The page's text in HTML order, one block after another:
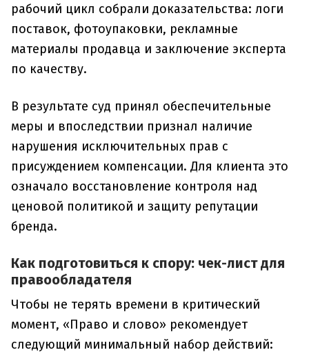
рабочий цикл собрали доказательства: логи
поставок, фотоупаковки, рекламные
материалы продавца и заключение эксперта
по качеству.
В результате суд принял обеспечительные
меры и впоследствии признал наличие
нарушения исключительных прав с
присуждением компенсации. Для клиента это
означало восстановление контроля над
ценовой политикой и защиту репутации
бренда.
Как подготовиться к спору: чек-лист для
правообладателя
Чтобы не терять времени в критический
момент, «Право и слово» рекомендует
следующий минимальный набор действий: